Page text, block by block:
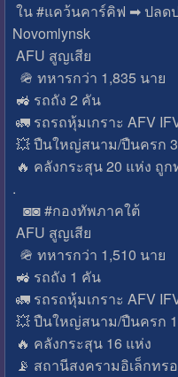
ใน #แคว้นคาร์คิฟ ➡ ปล
Novomlynsk
AFU สูญเสีย
🪖 ทหารกว่า 1,835 นาย
🚜 รถถัง 2 คัน
🚛 รถรถหุ้มเกราะ AFV
💥 ปืนใหญ่สนาม/ปืนครก
🔥 คลังกระสุน 20 แห่ง ถูก
.
◙◙ #กองทัพภาคใต้
AFU สูญเสีย
🪖 ทหารกว่า 1,510 นาย
🚜 รถถัง 1 คัน
🚛 รถรถหุ้มเกราะ AFV
💥 ปืนใหญ่สนาม/ปืนครก
🔥 คลังกระสุน 16 แห่ง
📡 สถานีสงครามอิเล็กทร